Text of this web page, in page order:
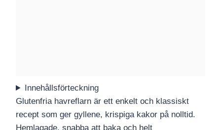
Innehållsförteckning
Glutenfria havreflarn är ett enkelt och klassiskt
recept som ger gyllene, krispiga kakor på nolltid.
Hemlagade, snabba att baka och helt